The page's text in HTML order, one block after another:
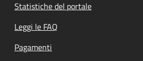
Statistiche del portale
Leggi le FAQ
Pagamenti